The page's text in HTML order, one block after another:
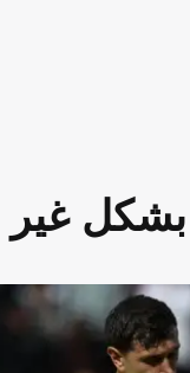
بشكل غير